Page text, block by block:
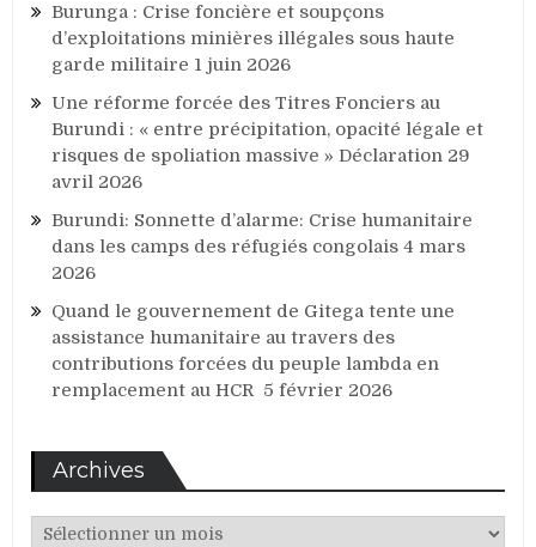
Burunga : Crise foncière et soupçons
d’exploitations minières illégales sous haute
garde militaire 1 juin 2026
Une réforme forcée des Titres Fonciers au
Burundi : « entre précipitation, opacité légale et
risques de spoliation massive » Déclaration 29
avril 2026
Burundi: Sonnette d’alarme: Crise humanitaire
dans les camps des réfugiés congolais 4 mars
2026
Quand le gouvernement de Gitega tente une
assistance humanitaire au travers des
contributions forcées du peuple lambda en
remplacement au HCR 5 février 2026
Archives
Archives